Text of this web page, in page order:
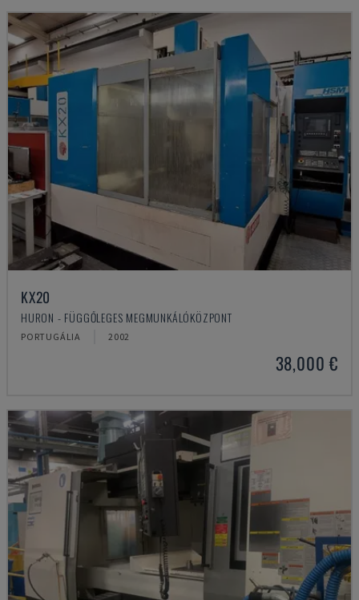
KX20
HURON - FÜGGŐLEGES MEGMUNKÁLÓKÖZPONT
PORTUGÁLIA 2002
38,000 €